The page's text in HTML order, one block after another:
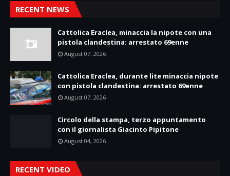
RECENT NEWS
Cattolica Eraclea, minaccia la nipote con una
pistola clandestina: arrestato 69enne
August 07, 2026
Cattolica Eraclea, durante lite minaccia nipote
con pistola clandestina: arrestato 69enne
August 07, 2026
Circolo della stampa, terzo appuntamento
con il giornalista Giacinto Pipitone
August 04, 2026
RECENT VIDEO